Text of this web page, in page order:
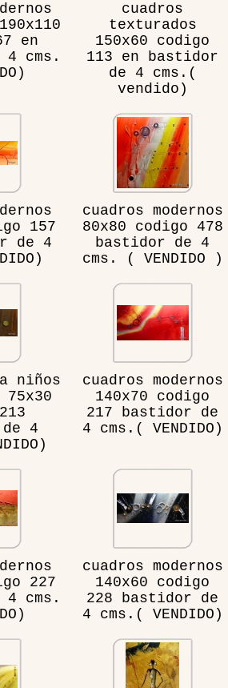
en
cms.
cuadros
texturados
150x60 codigo
113 en bastidor
de 4 cms.(
vendido)
157
de 4
cuadros modernos
80x80 codigo 478
bastidor de 4
cms. ( VENDIDO )
niños
4
cuadros modernos
140x70 codigo
217 bastidor de
4 cms.( VENDIDO)
227
cms.
cuadros modernos
140x60 codigo
228 bastidor de
4 cms.( VENDIDO)